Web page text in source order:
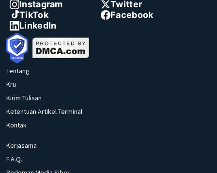
Instagram
Twitter
TikTok
Facebook
LinkedIn
Tentang
Kru
Kirim Tulisan
Ketentuan Artikel Terminal
Kontak
Kerjasama
F.A.Q.